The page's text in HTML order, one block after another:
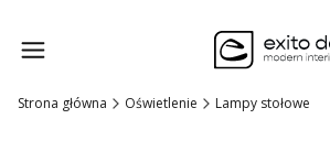
Strona główna Oświetlenie Lampy stołowe